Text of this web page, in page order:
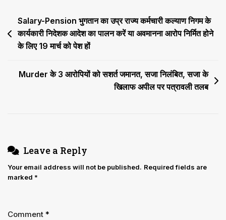
कोर्ट
ने
की
Post
navigation
Salary-Pension भुगतान का उप्र राज्य कर्मचारी कल्याण निगम के
कार्यकारी निदेशक आदेश का पालन करें या अवमानना आरोप निर्मित होने
के लिए 19 मार्च को पेश हों
Murder के 3 आरोपियों को सशर्त जमानत, सजा निलंबित, सजा के
खिलाफ अपील पर पत्रावली तलब
Leave a Reply
Your email address will not be published. Required fields are
marked *
Comment *